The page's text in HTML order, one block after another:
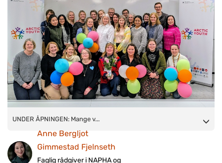
UNDER ÅPNINGEN: Mange var tilstede under åpningen av
forskningssenteret tidligere denne uken.
skal bidra til å bygge en bedre fremtid for barn og unge i Arktis.
(Foto: Louis Waterman-Evans, UiT Norges arktiske universitet)
UNDER ÅPNINGEN: Mange v...
Anne Bergljot
Gimmestad Fjelnseth
Faglig rådgiver i NAPHA og